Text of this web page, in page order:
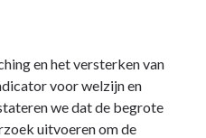
en het versterken van
voor welzijn en
we dat de begrote
uitvoeren om de